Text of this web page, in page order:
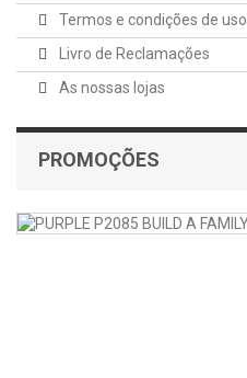
Termos e condições de uso
Livro de Reclamações
As nossas lojas
PROMOÇÕES